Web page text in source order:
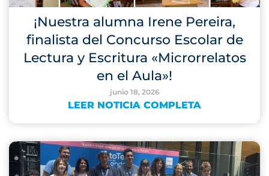
¡Nuestra alumna Irene Pereira,
finalista del Concurso Escolar de
Lectura y Escritura «Microrrelatos
en el Aula»!
junio 18, 2026
LEER NOTICIA COMPLETA